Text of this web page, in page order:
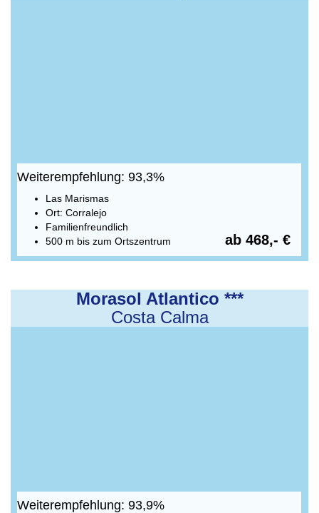
Weiterempfehlung: 93,3%
Las Marismas
Ort: Corralejo
Familienfreundlich
500 m bis zum Ortszentrum
ab 468,- €
Morasol Atlantico ***
Costa Calma
Weiterempfehlung: 93,9%